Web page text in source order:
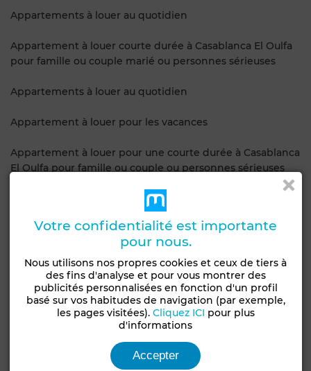
Appartements à louer au quotidien
Appartement à louer courte durée à Casablanca El Oulfa
pour famille ou couple marié ou personnes sérieuses
Appartements à louer au quotidien
Appartement à louer pour les vacances
Appartement à louer pour une courte durée à Casablanca
El Oulfa pour famille ou couple ou personnes sérieuses
Appartement meublé
Caractéristiques générales
Type de bien
Appartement
Etat
Bon état / habitable
Sud
Votre confidentialité est importante
pour nous.
Nous utilisons nos propres cookies et ceux de tiers à
des fins d'analyse et pour vous montrer des
publicités personnalisées en fonction d'un profil
basé sur vos habitudes de navigation (par exemple,
les pages visitées). Cliquez ICI pour plus
d'informations
Accepter